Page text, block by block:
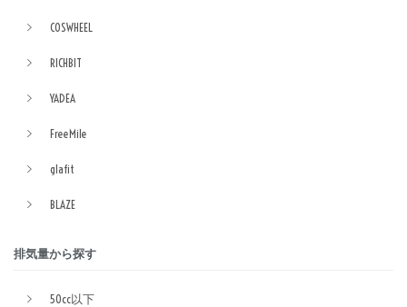
COSWHEEL
RICHBIT
YADEA
FreeMile
glafit
BLAZE
排気量から探す
50cc以下